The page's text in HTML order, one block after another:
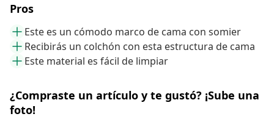
Pros
Este es un cómodo marco de cama con somier
Recibirás un colchón con esta estructura de cama
Este material es fácil de limpiar
¿Compraste un artículo y te gustó? ¡Sube una
foto!